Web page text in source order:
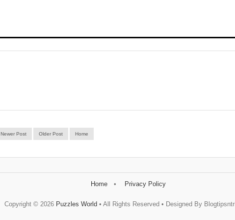
Newer Post Older Post Home
Home Privacy Policy
Copyright © 2026 Puzzles World • All Rights Reserved • Designed By